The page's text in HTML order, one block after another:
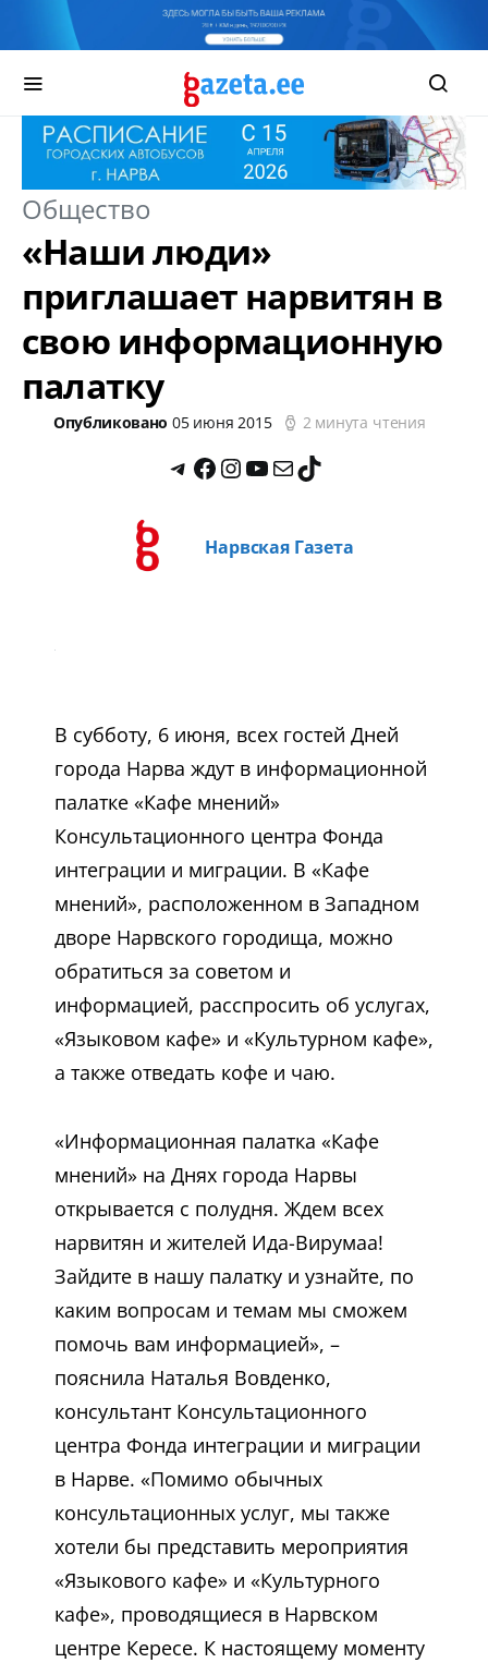
Общество
«Наши люди»
приглашает нарвитян в
свою информационную
палатку
Опубликовано 05 июня 2015 2 минута чтения
Нарвская Газета
В субботу, 6 июня, всех гостей Дней
города Нарва ждут в информационной
палатке «Кафе мнений»
Консультационного центра Фонда
интеграции и миграции. В «Кафе
мнений», расположенном в Западном
дворе Нарвского городища, можно
обратиться за советом и
информацией, расспросить об услугах,
«Языковом кафе» и «Культурном кафе»,
а также отведать кофе и чаю.
«Информационная палатка «Кафе
мнений» на Днях города Нарвы
открывается с полудня. Ждем всех
нарвитян и жителей Ида-Вирумаа!
Зайдите в нашу палатку и узнайте, по
каким вопросам и темам мы сможем
помочь вам информацией», –
пояснила Наталья Вовденко,
консультант Консультационного
центра Фонда интеграции и миграции
в Нарве. «Помимо обычных
консультационных услуг, мы также
хотели бы представить мероприятия
«Языкового кафе» и «Культурного
кафе», проводящиеся в Нарвском
центре Кересе. К настоящему моменту